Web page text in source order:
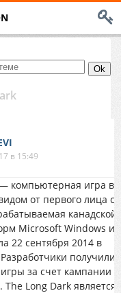
в 15:49
компьютерная игра в
от первого лица с
канадской
Microsoft Windows и
22 сентября 2014 в
получили
за счет кампании
Long Dark является